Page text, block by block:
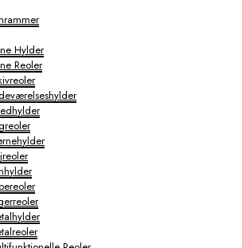
Hylder
Reoler